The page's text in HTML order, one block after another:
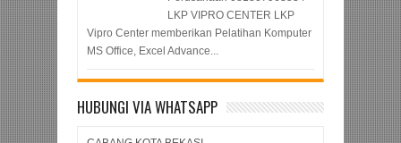
LKP VIPRO CENTER LKP
Vipro Center memberikan Pelatihan Komputer
MS Office, Excel Advance...
HUBUNGI VIA WHATSAPP